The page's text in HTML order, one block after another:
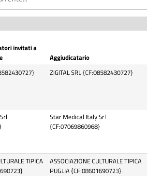
invitati a
Aggiudicatario
ZIGITAL SRL {CF:08582430727}
Star Medical Italy Srl
{CF:07069860968}
TIPICA
ASSOCIAZIONE CULTURALE TIPICA
PUGLIA {CF:08601690723}